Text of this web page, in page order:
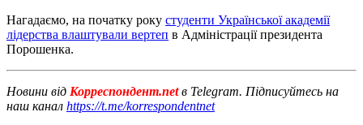
Нагадаємо, на початку року студенти Української академії
лідерства влаштували вертеп в Адміністрації президента
Порошенка.
Новини від Корреспондент.netв Telegram. Підписуйтесь на
наш канал https://t.me/korrespondentnet